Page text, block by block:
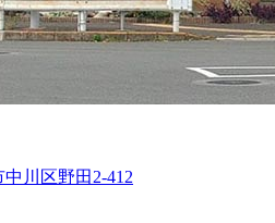
川区野田2-412